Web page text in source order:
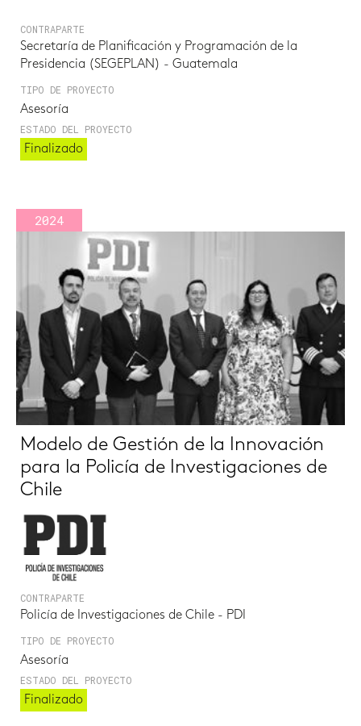
CONTRAPARTE
Secretaría de Planificación y Programación de la
Presidencia (SEGEPLAN) - Guatemala
TIPO DE PROYECTO
Asesoría
ESTADO DEL PROYECTO
Finalizado
2024
Modelo de Gestión de la Innovación
para la Policía de Investigaciones de
Chile
CONTRAPARTE
Policía de Investigaciones de Chile - PDI
TIPO DE PROYECTO
Asesoría
ESTADO DEL PROYECTO
Finalizado